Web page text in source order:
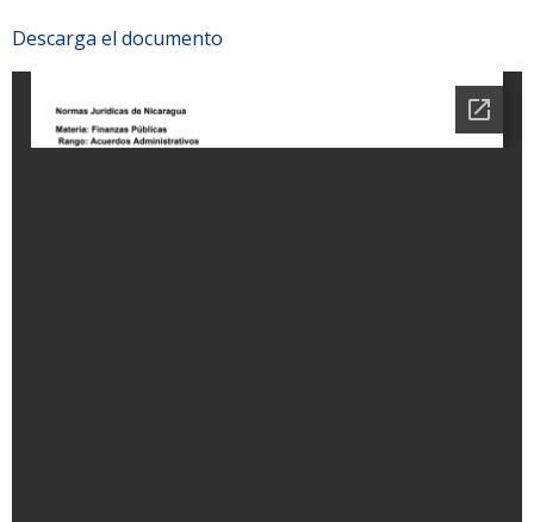
Descarga el documento